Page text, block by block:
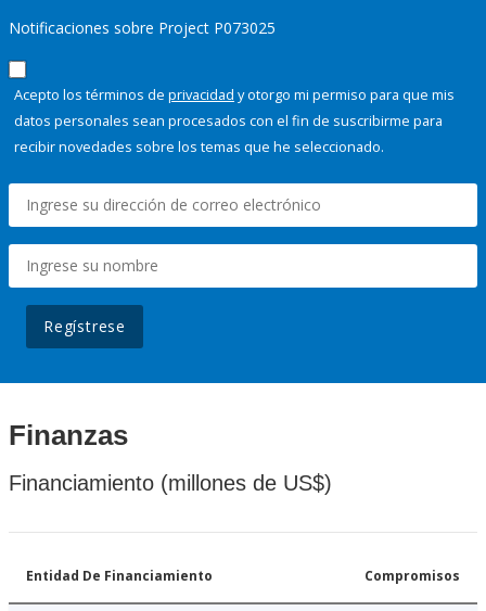
Notificaciones sobre Project P073025
Acepto los términos de privacidad y otorgo mi permiso para que mis
datos personales sean procesados con el fin de suscribirme para
recibir novedades sobre los temas que he seleccionado.
Regístrese
Finanzas
Financiamiento (millones de US$)
Entidad De Financiamiento Compromisos